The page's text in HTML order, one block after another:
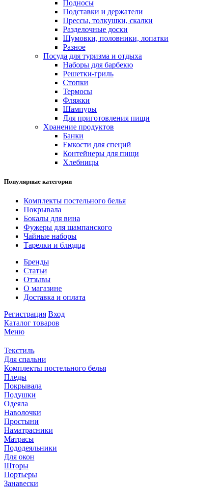
Подносы
Подставки и держатели
Прессы, толкушки, скалки
Разделочные доски
Шумовки, половники, лопатки
Разное
Посуда для туризма и отдыха
Наборы для барбекю
Решетки-гриль
Стопки
Термосы
Фляжки
Шампуры
Для приготовления пищи
Хранение продуктов
Банки
Емкости для специй
Контейнеры для пищи
Хлебницы
Популярные категории
Комплекты постельного белья
Покрывала
Бокалы для вина
Фужеры для шампанского
Чайные наборы
Тарелки и блюдца
Бренды
Статьи
Отзывы
О магазине
Доставка и оплата
Регистрация Вход
Каталог товаров
Меню
Текстиль
Для спальни
Комплекты постельного белья
Пледы
Покрывала
Подушки
Одеяла
Наволочки
Простыни
Наматрасники
Матрасы
Пододеяльники
Для окон
Шторы
Портьеры
Занавески